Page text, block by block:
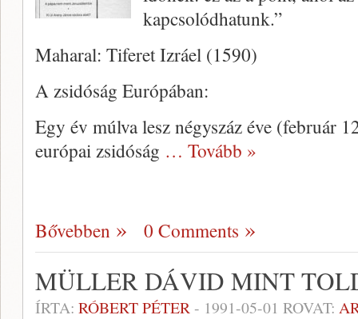
kapcsolódhatunk.”
Maharal: Tiferet Izráel (1590)
A zsidóság Európában:
Egy év múlva lesz négyszáz éve (február
európai zsidóság … Tovább »
Bővebben 0 Comments
MÜLLER DÁVID MINT
ÍRTA: RÓBERT PÉTER- 1991-05-01 ROVAT: